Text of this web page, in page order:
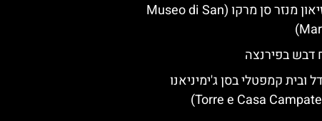
מוזיאון מנזר סן מרקו (Museo di San
דבש בפירנצה
ובית קמפטלי בסן ג'ימיניאנו